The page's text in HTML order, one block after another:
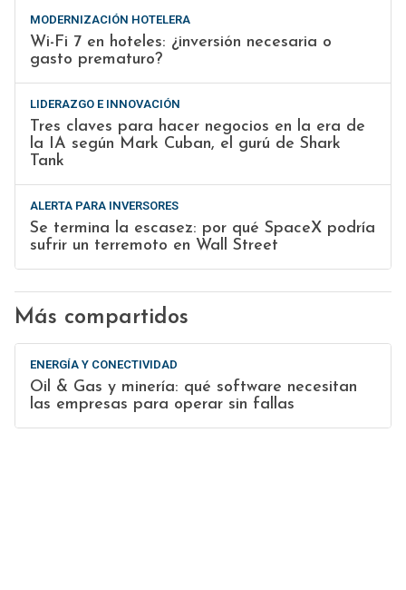
MODERNIZACIÓN HOTELERA
Wi-Fi 7 en hoteles: ¿inversión necesaria o
gasto prematuro?
LIDERAZGO E INNOVACIÓN
Tres claves para hacer negocios en la era de
la IA según Mark Cuban, el gurú de Shark
Tank
ALERTA PARA INVERSORES
Se termina la escasez: por qué SpaceX podría
sufrir un terremoto en Wall Street
Más compartidos
ENERGÍA Y CONECTIVIDAD
Oil & Gas y minería: qué software necesitan
las empresas para operar sin fallas